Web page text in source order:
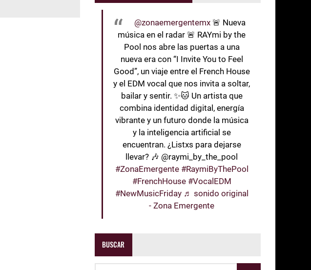
@zonaemergentemx 🚨 Nueva
música en el radar 🚨 RAYmi by the
Pool nos abre las puertas a una
nueva era con “I Invite You to Feel
Good”, un viaje entre el French House
y el EDM vocal que nos invita a soltar,
bailar y sentir. ✨🐱 Un artista que
combina identidad digital, energía
vibrante y un futuro donde la música
y la inteligencia artificial se
encuentran. ¿Listxs para dejarse
llevar? 🎶 @raymi_by_the_pool
#ZonaEmergente #RaymiByThePool
#FrenchHouse #VocalEDM
#NewMusicFriday ♬ sonido original
- Zona Emergente
BUSCAR